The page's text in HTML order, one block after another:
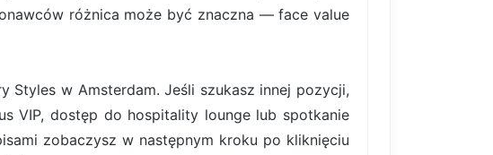
różnica może być znaczna — face value
Styles w Amsterdam. Jeśli szukasz innej pozycji,
VIP, dostęp do hospitality lounge lub spotkanie
zobaczysz w następnym kroku po kliknięciu